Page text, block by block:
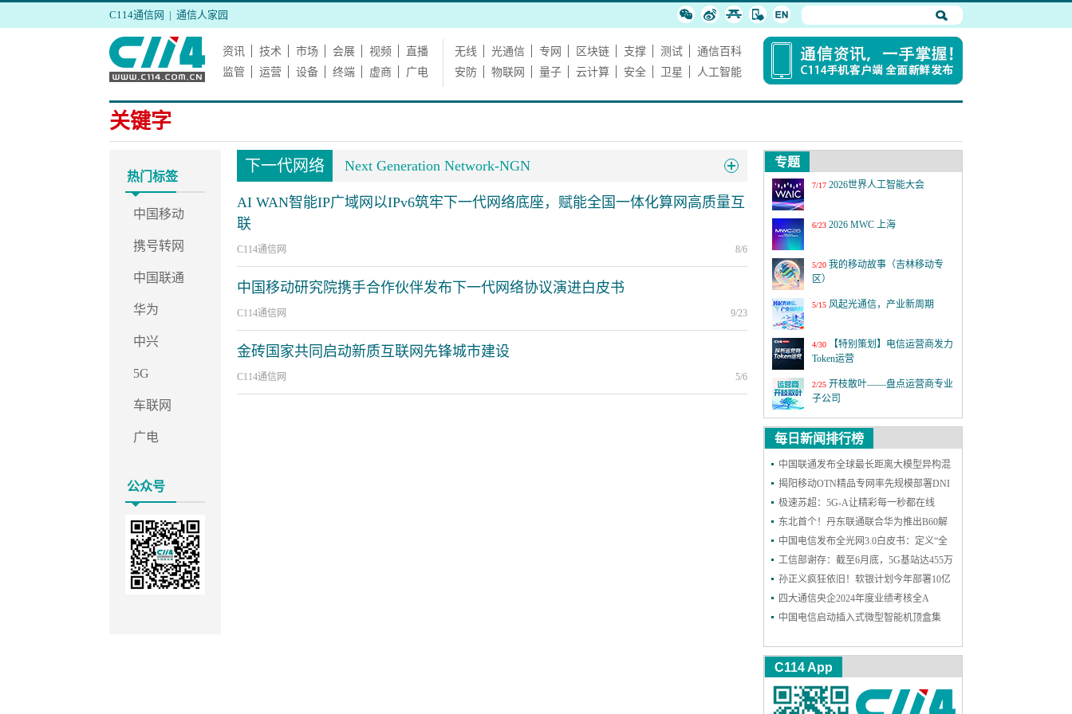
C114通信网 | 通信人家园
资讯 技术 市场 会展 视频
直播
监管
运营 设备 终端 虚商 广电
无线 光通信 专网 区块链 支撑 测试
通信百科
安防
物联网 量子 云计算 安全 卫星 人工智能
关键字
热门标签
中国移动
携号转网
中国联通
华为
中兴
5G
车联网
广电
公众号
下一代网络 Next Generation Network-NGN
AI WAN智能IP广域网以IPv6筑牢下一代网络底座，赋能全国一体化算网高质量互
联
C114通信网 8/6
中国移动研究院携手合作伙伴发布下一代网络协议演进白皮书
C114通信网 9/23
金砖国家共同启动新质互联网先锋城市建设
C114通信网 5/6
专题
7/17 2026世界人工智能大会
6/23 2026 MWC 上海
5/20 我的移动故事（吉林移动专
区）
5/15 风起光通信，产业新周期
4/30
【特别策划】电信运营商发力
Token运营
2/25 开枝散叶——盘点运营商专业
子公司
MWC26世界移动通信大会
12/18 第四届6G前沿技术与趋势论
坛
11/19 激情全运 移起AI：5G-A全民
看全运 粤近粤精彩
11/18 上海铁塔十一周年：善建不
拔十一载，锐意进取向未来
9/24 2025年中国国际信息通信展览
会
9/9 第二十六届中国国际光电博览
每日新闻排行榜
中国联通发布全球最长距离大模型异构混
训成果
揭阳移动OTN精品专网率先规模部署DNI
保护，实现高可靠能力再升级
极速苏超：5G-A让精彩每一秒都在线
东北首个！丹东联通联合华为推出B60解
决方案，一站式护航企业网络和安防
中国电信发布全光网3.0白皮书：定义“全
光智联”，2030年能力基本达成
工信部谢存：截至6月底，5G基站达455万
个 5G用户达11.18亿户
孙正义疯狂依旧！软银计划今年部署10亿
个AI智能体
四大通信央企2024年度业绩考核全A
中国电信启动插入式微型智能机顶盒集
C114 App